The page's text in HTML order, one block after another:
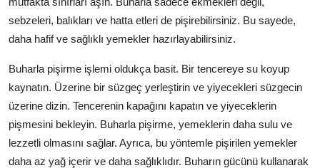
sebzeleri, balıkları ve hatta etleri de pişirebilirsiniz. Bu sayede,
daha hafif ve sağlıklı yemekler hazırlayabilirsiniz.
Buharla pişirme işlemi oldukça basit. Bir tencereye su koyup
kaynatın. Üzerine bir süzgeç yerleştirin ve yiyecekleri süzgecin
üzerine dizin. Tencerenin kapağını kapatın ve yiyeceklerin
pişmesini bekleyin. Buharla pişirme, yemeklerin daha sulu ve
lezzetli olmasını sağlar. Ayrıca, bu yöntemle pişirilen yemekler
daha az yağ içerir ve daha sağlıklıdır. Buharın gücünü kullanarak